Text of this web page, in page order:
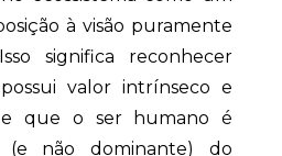
à visão puramente
significa reconhecer
valor intrínseco e
e que o ser humano é
(e não dominante) do